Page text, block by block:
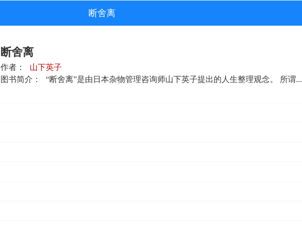
断舍离
断舍离
作者：
山下英子
图书简介：
“断舍离”是由日本杂物管理咨询师山下英子提出的人生整理观念。 所谓...